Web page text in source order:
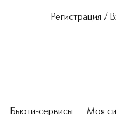
Регистрация /
Бьюти-сервисы Моя